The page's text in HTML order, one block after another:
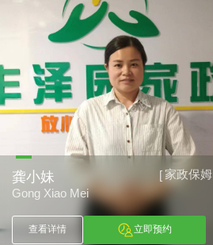
[ 家政保姆
龚小妹
Gong Xiao Mei
查看详情 立即预约